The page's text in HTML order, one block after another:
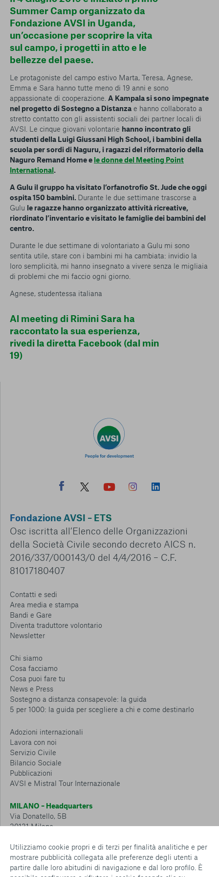
Utilizziamo cookie propri e di terzi per finalità analitiche e per
mostrare pubblicità collegata alle preferenze degli utenti a
partire dalle loro abitudini di navigazione e dal loro profilo. È
conto del fatto che il blocco di alcuni cookie può
condizionare l’esperienza sulla Piattaforma e il suo
funzionamento. Premendo “Conferma le mie scelte”, la
selezione relativa ai cookie effettuata verrà salvata. Se non è
stata selezionata alcuna opzione, premere questo pulsante
equivarrà a rifiutare tutti i cookie. Per ulteriori informazioni, è
possibile consultare la nostra
Cookie strettamente necessari
Cookie di analisi
Cookies di marketing
Summer Camp organizzato da
Fondazione AVSI in Uganda,
un’occasione per scoprire la vita
sul campo, i progetti in atto e le
bellezze del paese.
Le protagoniste del campo estivo Marta, Teresa, Agnese,
Emma e Sara hanno tutte meno di 19 anni e sono
appassionate di cooperazione. A Kampala si sono impegnate
nel progetto di Sostegno a Distanza e hanno collaborato a
stretto contatto con gli assistenti sociali dei partner locali di
AVSI. Le cinque giovani volontarie hanno incontrato gli
studenti della Luigi Giussani High School, i bambini della
scuola per sordi di Naguru, i ragazzi del riformatorio della
Naguro Remand Home e le donne del Meeting Point
International.
A Gulu il gruppo ha visitato l’orfanotrofio St. Jude che oggi
ospita 150 bambini. Durante le due settimane trascorse a
Gulu le ragazze hanno organizzato attività ricreative,
riordinato l’inventario e visitato le famiglie dei bambini del
centro.
Durante le due settimane di volontariato a Gulu mi sono
sentita utile, stare con i bambini mi ha cambiata: invidio la
loro semplicità, mi hanno insegnato a vivere senza le migliaia
di problemi che mi faccio ogni giorno.
Agnese, studentessa italiana
Al meeting di Rimini Sara ha
raccontato la sua esperienza,
rivedi la diretta Facebook (dal min
19)
Fondazione AVSI – ETS
Osc iscritta all’Elenco delle Organizzazioni
della Società Civile secondo decreto AICS n.
2016/337/000143/0 del 4/4/2016 – C.F.
81017180407
Contatti e sedi
Area media e stampa
Bandi e Gare
Diventa traduttore volontario
Newsletter
Chi siamo
Cosa facciamo
Cosa puoi fare tu
News e Press
Sostegno a distanza consapevole: la guida
5 per 1000: la guida per scegliere a chi e come destinarlo
Adozioni internazionali
Lavora con noi
Servizio Civile
Bilancio Sociale
Pubblicazioni
AVSI e Mistral Tour Internazionale
MILANO – Headquarters
Via Donatello, 5B
20131 Milano
CESENA – Sostegno a distanza
Via Padre Vicinio da Sarsina, 216